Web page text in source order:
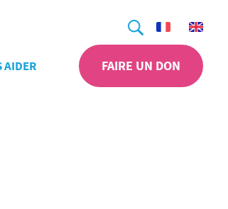
Recherche
AIDER FAIRE UN DON